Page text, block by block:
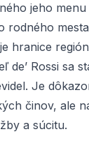
jeho menu
rodného
hranice
de’ Rossi sa
Je
činov, ale
a súcitu.